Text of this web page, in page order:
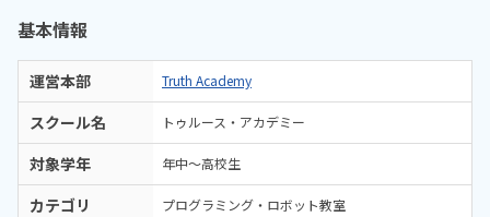
基本情報
運営本部 Truth Academy
スクール名 トゥルース・アカデミー
対象学年 年中～高校生
カテゴリ プログラミング・ロボット教室